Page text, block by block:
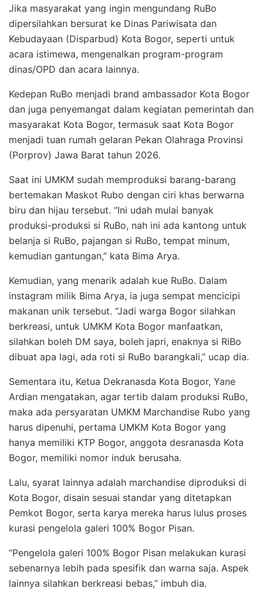
Jika masyarakat yang ingin mengundang RuBo
dipersilahkan bersurat ke Dinas Pariwisata dan
Kebudayaan (Disparbud) Kota Bogor, seperti untuk
acara istimewa, mengenalkan program-program
dinas/OPD dan acara lainnya.
Kedepan RuBo menjadi brand ambassador Kota Bogor
dan juga penyemangat dalam kegiatan pemerintah dan
masyarakat Kota Bogor, termasuk saat Kota Bogor
menjadi tuan rumah gelaran Pekan Olahraga Provinsi
(Porprov) Jawa Barat tahun 2026.
Saat ini UMKM sudah memproduksi barang-barang
bertemakan Maskot Rubo dengan ciri khas berwarna
biru dan hijau tersebut. “Ini udah mulai banyak
produksi-produksi si RuBo, nah ini ada kantong untuk
belanja si RuBo, pajangan si RuBo, tempat minum,
kemudian gantungan,” kata Bima Arya.
Kemudian, yang menarik adalah kue RuBo. Dalam
instagram milik Bima Arya, ia juga sempat mencicipi
makanan unik tersebut. “Jadi warga Bogor silahkan
berkreasi, untuk UMKM Kota Bogor manfaatkan,
silahkan boleh DM saya, boleh japri, enaknya si RiBo
dibuat apa lagi, ada roti si RuBo barangkali,” ucap dia.
Sementara itu, Ketua Dekranasda Kota Bogor, Yane
Ardian mengatakan, agar tertib dalam produksi RuBo,
maka ada persyaratan UMKM Marchandise Rubo yang
harus dipenuhi, pertama UMKM Kota Bogor yang
hanya memiliki KTP Bogor, anggota desranasda Kota
Bogor, memiliki nomor induk berusaha.
Lalu, syarat lainnya adalah marchandise diproduksi di
Kota Bogor, disain sesuai standar yang ditetapkan
Pemkot Bogor, serta karya mereka harus lulus proses
kurasi pengelola galeri 100% Bogor Pisan.
“Pengelola galeri 100% Bogor Pisan melakukan kurasi
sebenarnya lebih pada spesifik dan warna saja. Aspek
lainnya silahkan berkreasi bebas,” imbuh dia.